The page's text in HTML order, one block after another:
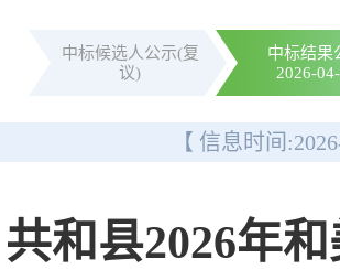
中标候选人公示(复
议)
中标结果
2026-
【 信息时间:
共和县2026年